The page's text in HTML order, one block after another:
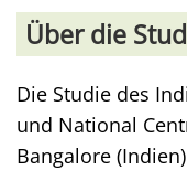
Über die
Die Studie des
und National
Bangalore